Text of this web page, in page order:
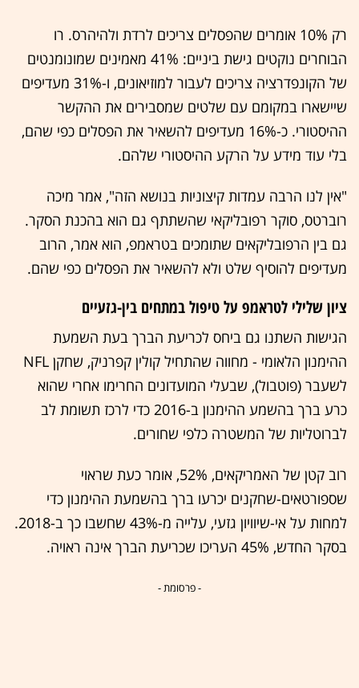
רק 10% אומרים שהפסלים צריכים לרדת ולהיהרס. רו
הבוחרים נוקטים גישת ביניים: 41% מאמינים שמונומנטים
של הקונפדרציה צריכים לעבור למוזיאונים, ו-31% מעדיפים
שיישארו במקומם עם שלטים שמסבירים את ההקשר
ההיסטורי. כ-16% מעדיפים להשאיר את הפסלים כפי שהם,
בלי עוד מידע על הרקע ההיסטורי שלהם.
"אין לנו הרבה עמדות קיצוניות בנושא הזה", אמר מיכה
רוברטס, סוקר רפובליקאי שהשתתף גם הוא בהכנת הסקר.
גם בין הרפובליקאים שתומכים בטראמפ, הוא אמר, הרוב
מעדיפים להוסיף שלט ולא להשאיר את הפסלים כפי שהם.
ציון שלילי לטראמפ על טיפול במתחים בין-גזעיים
הגישות השתנו גם ביחס לכריעת הברך בעת השמעת
ההימנון הלאומי - מחווה שהתחיל קולין קפרניק, שחקן NFL
לשעבר (פוטבול), שבעלי המועדונים החרימו אחרי שהוא
כרע ברך בהשמע ההימנון ב-2016 כדי לרכז תשומת לב
לברוטליות של המשטרה כלפי שחורים.
רוב קטן של האמריקאים, 52%, אומר כעת שראוי
שספורטאים-שחקנים יכרעו ברך בהשמעת ההימנון כדי
למחות על אי-שיוויון גזעי, עלייה מ-43% שחשבו כך ב-2018.
בסקר החדש, 45% העריכו שכריעת הברך אינה ראויה.
- פרסומת -